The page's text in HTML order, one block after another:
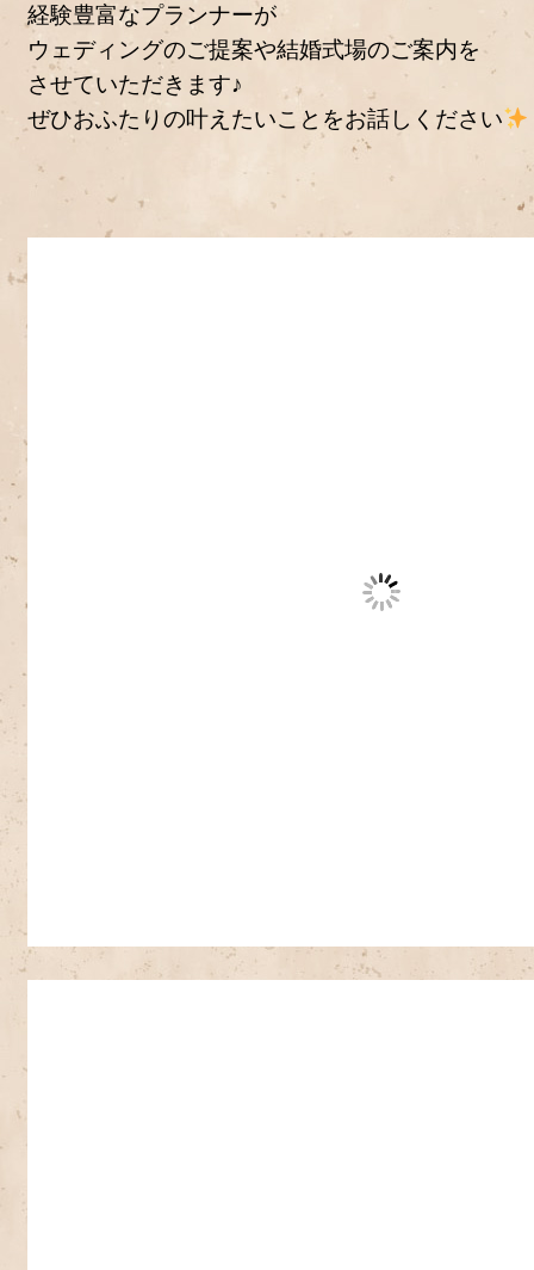
経験豊富なプランナーが
ウェディングのご提案や結婚式場のご案内を
させていただきます♪
ぜひおふたりの叶えたいことをお話しください